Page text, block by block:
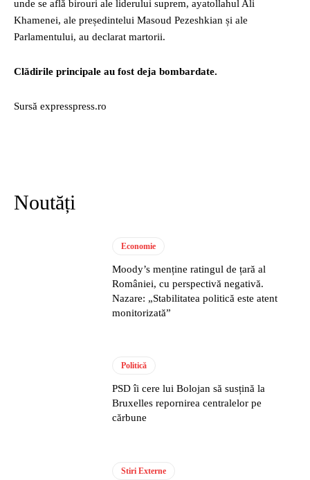
unde se află birouri ale liderului suprem, ayatollahul Ali
Khamenei, ale președintelui Masoud Pezeshkian și ale
Parlamentului, au declarat martorii.
Clădirile principale au fost deja bombardate.
Sursă expresspress.ro
Noutăți
Economie
Moody’s menține ratingul de țară al
României, cu perspectivă negativă.
Nazare: „Stabilitatea politică este atent
monitorizată”
Politică
PSD îi cere lui Bolojan să susțină la
Bruxelles repornirea centralelor pe
cărbune
Stiri Externe